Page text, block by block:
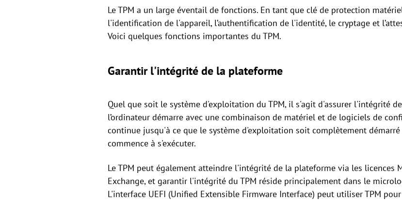
Le TPM a un large éventail de fonctions. En tant que clé de protection
l'identification de l'appareil, l’authentification de l'identité, le cryptage et
Voici quelques fonctions importantes du TPM.
Garantir l'intégrité de la plateforme
Quel que soit le système d'exploitation du TPM, il s'agit d'assurer l'intégrité
l’ordinateur démarre avec une combinaison de matériel et de logiciels de
continue jusqu'à ce que le système d'exploitation soit complètement
commence à s'exécuter.
Le TPM peut également atteindre l'intégrité de la plateforme via les licences
Exchange, et garantir l'intégrité du TPM réside principalement dans le
L'interface UEFI (Unified Extensible Firmware Interface) peut utiliser TPM